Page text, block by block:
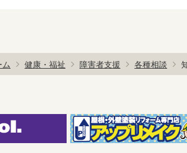
ム 健康・福祉 障害者支援 各種相談